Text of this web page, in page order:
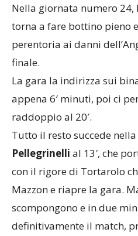
Nella giornata numero 24,
torna a fare bottino pieno
perentoria ai danni
finale.
La gara la indirizza sui
appena 6′ minuti, poi ci
raddoppio al 20′.
Tutto il resto succede
Pellegrinelli al 13′, che
con il rigore di Tortarolo
Mazzon e riapre la gara.
scompongono e in due
definitivamente il match,